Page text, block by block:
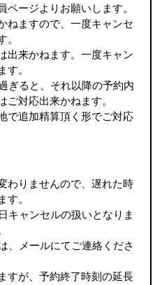
ページよりお願いします。
ねますので、一度キャンセ
。
出来かねます。一度キャン
す。
ぎると、それ以降の予約内
ご対応出来かねます。
で追加精算頂く形でご対応
わりませんので、遅れた時
す。
キャンセルの扱いとなりま
、メールにてご連絡くださ
すが、予約終了時刻の延長